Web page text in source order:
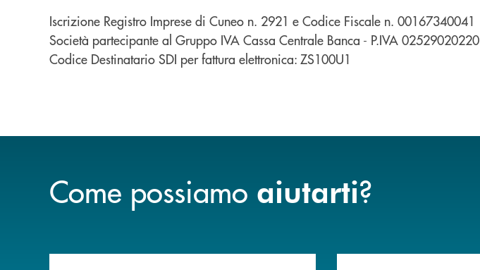
Iscrizione Registro Imprese di Cuneo n. 2921 e Codice Fiscale n. 00167340041
Società partecipante al Gruppo IVA Cassa Centrale Banca - P.IVA 02529020220
Codice Destinatario SDI per fattura elettronica: ZS100U1
Come possiamo aiutarti?